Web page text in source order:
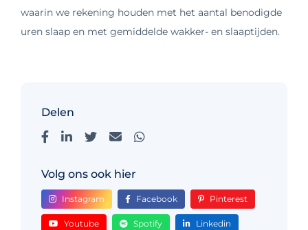
waarin we rekening houden met het aantal benodigde
uren slaap en met gemiddelde wakker- en slaaptijden.
Delen
Volg ons ook hier
Instagram Facebook Pinterest
Youtube Spotify Linkedin